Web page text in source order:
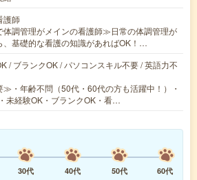
護師
調管理がメインの看護師≫日常の体調管理が
、基礎的な看護の知識があればOK！…
/ ブランクOK / パソコンスキル不要 / 英語力不
・年齢不問（50代・60代の方も活躍中！）・
未経験OK・ブランクOK・看…
30代 40代 50代
60代